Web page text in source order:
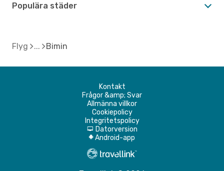
Populära städer
Flyg Bimin
Kontakt
Frågor &amp; Svar
Allmänna villkor
Cookiepolicy
Integritetspolicy
d Datorversion
A Android-app